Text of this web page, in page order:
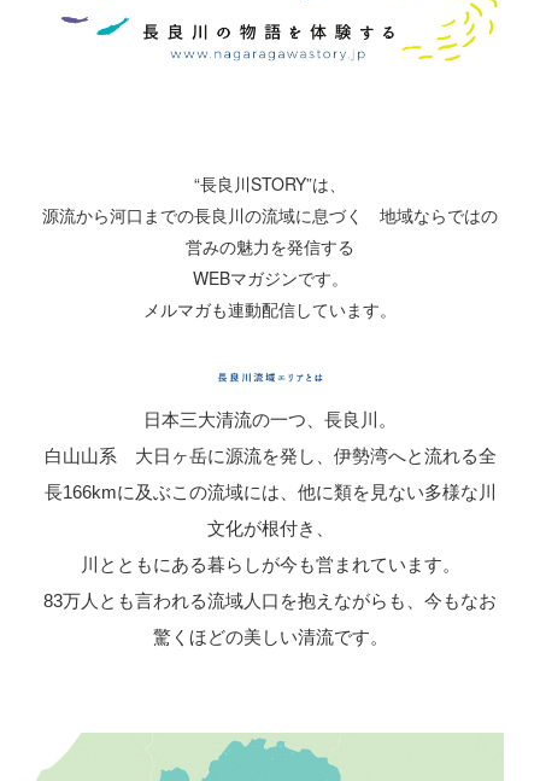
“長良川STORY”は、
源流から河口までの長良川の流域に息づく 地域ならではの
営みの魅力を発信する
WEBマガジンです。
メルマガも連動配信しています。
日本三大清流の一つ、長良川。
白山山系 大日ヶ岳に源流を発し、伊勢湾へと流れる全
長166kmに及ぶこの流域には、他に類を見ない多様な川
文化が根付き、
川とともにある暮らしが今も営まれています。
83万人とも言われる流域人口を抱えながらも、今もなお
驚くほどの美しい清流です。